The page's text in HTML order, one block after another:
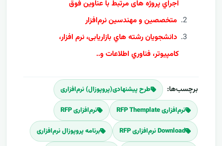
اجراي پروژه های مرتبط با عناوین فوق
متخصصین و مهندسین نرم‌افزار
دانشجويان رشته هاي بازاریابی، نرم افزار،
کامپيوتر، فناوري اطلاعات و..
برچسب‌ها: طرح پیشنهادی(پروپوزال) نرم‌افزاری
نرم‌افزاری RFP Themplate نرم‌افزاری RFP
Download نرم‌افزاری RFP برنامه پروپوزال نرم‌افزاری